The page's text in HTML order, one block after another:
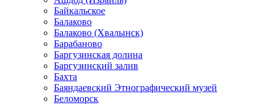
Байкальское
Балаково
Балаково (Хвалынск)
Барабаново
Баргузинская долина
Баргузинский залив
Бахта
Баяндаевский Этнографический музей
Беломорск